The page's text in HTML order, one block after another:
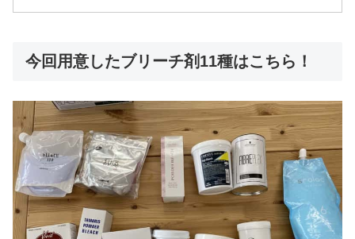
今回用意したブリーチ剤11種はこちら！